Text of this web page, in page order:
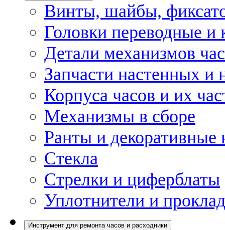
Винты, шайбы,
Головки переводные и
Детали механизмов
Запчасти настенных и
Корпуса часов и их
Механизмы в сборе
Ранты и декоративные
Стекла
Стрелки и циферблаты
Уплотнители и
Инструмент для ремонта часов и расходники